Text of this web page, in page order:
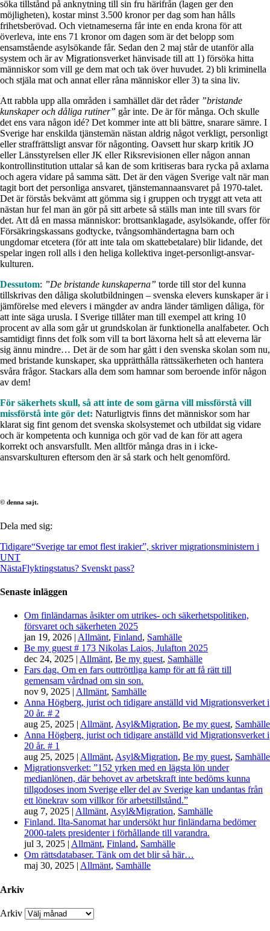
söka tillstånd på anknytning till sin fru härifrån (lagen ger den
möjligheten), kostar minst 3.500 kronor per dag som han hålls
frihetsberövad. Och vietnameserna får inte en enda krona för att
överleva, inte ens 71 kronor om dagen som är det belopp som
ensamstående asylsökande får. Sedan den 2 maj står de utanför alla
system och är av Migrationsverket hänvisade till att 1) försöka hitta
människor som vill ge dem mat och tak över huvudet. 2) bli kriminella
och stjäla mat och annat eller råna människor eller 3) ta sina liv.
Att rabbla upp alla områden i samhället där det råder ”bristande
kunskaper och dåliga rutiner” går inte. De är för många. Och skulle
det ens vara någon idé? Det kommer inte att bli bättre, snarare sämre. I
Sverige har enskilda tjänstemän nästan aldrig något verkligt, personligt
eller straffrättsligt ansvar för någonting. Oavsett hur skarp kritik JO
eller Länsstyrelsen eller JK eller Riksrevisionen eller någon annan
kontrollinstitution uttalar så kan de som kritiseras bara rycka på axlarna
och agera vidare på samma sätt. Det är den vägen Sverige valt när man
tagit bort det personliga ansvaret, tjänstemannaansvaret på 1970-talet.
Det är förstås bekvämt att gömma sig i gruppen och tryggt att veta att
nästan hur fel man än gör på sitt arbete så ställs man inte till svars för
det. Att då en massa människor: brottsanklagade, asylsökande, offer för
Försäkringskassans godtycke, tvångsomhändertagna barn och
ungdomar etcetera (för att inte tala om skattebetalare) blir lidande, det
spelar ingen roll alls i den heliga kollektiva inget-personligt-ansvar-
kulturen.
Dessutom: ”De bristande kunskaperna” torde till stor del kunna
tillskrivas den dåliga skolutbildningen – svenska elevers kunskaper är i
jämförelse med elevers i mängder av andra länder tämligen dåliga, för
att inte säga urusla. I Sverige tillåter man till exempel att kring 10
procent av alla som går ut grundskolan är funktionella analfabeter. Och
samtidigt finns det folk som vill ta bort läxorna helt så att eleverna lär
sig ännu mindre… Det är de som har gått i den svenska skolan som nu,
med bristande kunskaper, ska upprätthålla rättssäkerheten och hantera
svåra frågor. Stackars alla dem som hamnar som beroende inför någon
av dem!
För säkerhets skull, så att inte de som gärna vill missförstå vill
missförstå inte gör det: Naturligtvis finns det människor som har
klarat sig fint genom det svenska skolsystemet och utbildat sig vidare
och är kompetenta och kunniga och gör vad de kan för att agera
korrekt och ansvarsfullt. Men alltför många dras in i icke-
ansvarskulturen eftersom den är så stark och helt genomförd.
© denna sajt.
Dela med sig:
Tidigare“Sverige tar emot flest irakier”, skriver migrationsministern i
UNT
NästaFlyktingstatus? Svenskt pass?
Senaste inläggen
Om finländarnas åsikter om utrikes- och säkerhetspolitiken,
försvaret och säkerheten 2025
jan 19, 2026 | Allmänt, Finland, Samhälle
Be my guest # 173 Nikolas Laios, Julafton 2025
dec 24, 2025 | Allmänt, Be my guest, Samhälle
Fars dag. Om en fars outtröttliga kamp för att få rätt till
gemensam vårdnad om sin son.
nov 9, 2025 | Allmänt, Samhälle
Anna Högberg, jurist och tidigare anställd vid Migrationsverket i
20 år. # 2
aug 25, 2025 | Allmänt, Asyl&Migration, Be my guest, Samhälle
Anna Högberg, jurist och tidigare anställd vid Migrationsverket i
20 år. # 1
aug 25, 2025 | Allmänt, Asyl&Migration, Be my guest, Samhälle
Migrationsverket: ”152 yrken med en lägsta lön under
medianlönen, där behovet av arbetskraft inte bedöms kunna
tillgodoses inom Sverige eller del av Sverige kan undantas från
ett lönekrav som villkor för arbetstillstånd.”
aug 7, 2025 | Allmänt, Asyl&Migration, Samhälle
Finland. Ilta-Sanomat har undersökt hur finländarna bedömer
2000-talets presidenter i förhållande till varandra.
jul 3, 2025 | Allmänt, Finland, Samhälle
Om rättsdatabaser. Tänk om det blir så här…
maj 30, 2025 | Allmänt, Samhälle
Arkiv
Arkiv